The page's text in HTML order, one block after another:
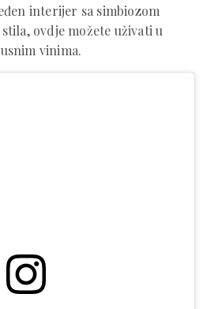
interijer sa simbiozom
ovdje možete uživati u
vinima.